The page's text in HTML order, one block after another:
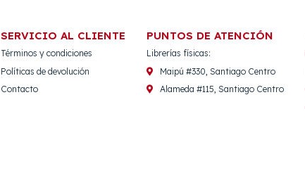
SERVICIO AL CLIENTE
Términos y condiciones
Políticas de devolución
Contacto
PUNTOS DE ATENCIÓN
Librerías físicas:
Maipú #330, Santiago Centro
Alameda #115, Santiago Centro